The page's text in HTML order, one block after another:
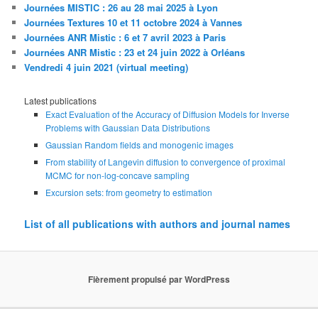
Journées MISTIC : 26 au 28 mai 2025 à Lyon
Journées Textures 10 et 11 octobre 2024 à Vannes
Journées ANR Mistic : 6 et 7 avril 2023 à Paris
Journées ANR Mistic : 23 et 24 juin 2022 à Orléans
Vendredi 4 juin 2021 (virtual meeting)
Latest publications
Exact Evaluation of the Accuracy of Diffusion Models for Inverse
Problems with Gaussian Data Distributions
Gaussian Random fields and monogenic images
From stability of Langevin diffusion to convergence of proximal
MCMC for non-log-concave sampling
Excursion sets: from geometry to estimation
List of all publications with authors and journal names
Fièrement propulsé par WordPress